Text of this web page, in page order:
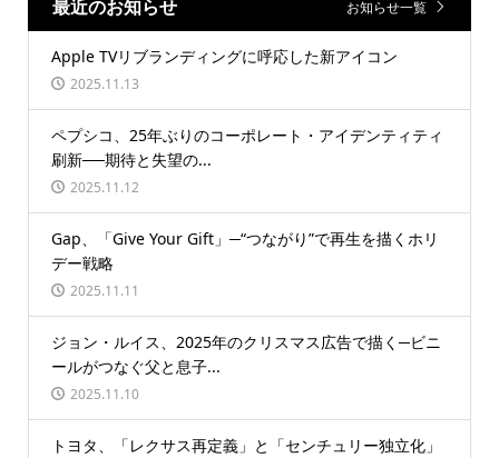
最近のお知らせ お知らせ一覧
Apple TVリブランディングに呼応した新アイコン
2025.11.13
ペプシコ、25年ぶりのコーポレート・アイデンティティ
刷新──期待と失望の...
2025.11.12
Gap、「Give Your Gift」─“つながり”で再生を描くホリ
デー戦略
2025.11.11
ジョン・ルイス、2025年のクリスマス広告で描く─ビニ
ールがつなぐ父と息子...
2025.11.10
トヨタ、「レクサス再定義」と「センチュリー独立化」